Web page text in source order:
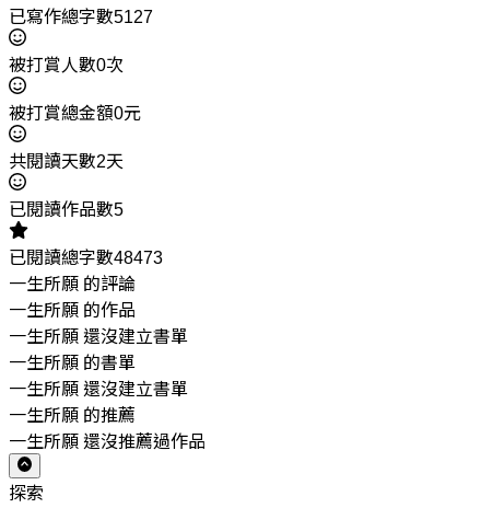
已寫作總字數5127
被打賞人數0次
被打賞總金額0元
共閱讀天數2天
已閱讀作品數5
已閱讀總字數48473
一生所願 的評論
一生所願 的作品
一生所願 還沒建立書單
一生所願 的書單
一生所願 還沒建立書單
一生所願 的推薦
一生所願 還沒推薦過作品
探索